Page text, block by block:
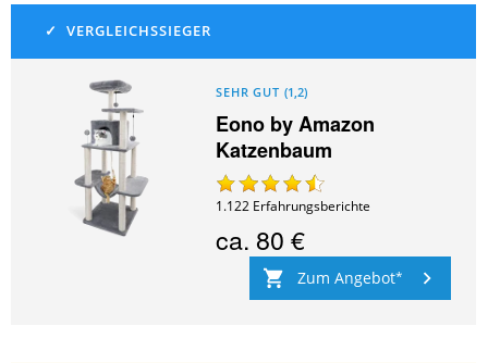
SEHR GUT (1,2)
Eono by Amazon
Katzenbaum
1.122 Erfahrungsberichte
ca. 80 €
Zum Angebot